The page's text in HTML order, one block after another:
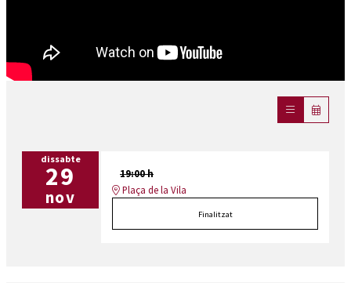
dissabte
29
nov
19:00 h
Plaça de la Vila
Finalitzat